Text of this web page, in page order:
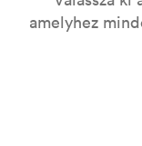
amelyhez